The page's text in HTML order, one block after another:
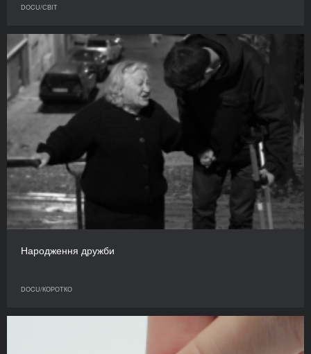
DOCU/СВІТ
Народження дружби
DOCU/КОРОТКО